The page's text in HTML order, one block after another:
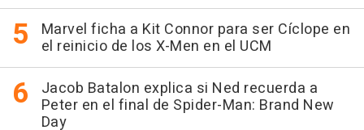
Marvel ficha a Kit Connor para ser Cíclope en
el reinicio de los X-Men en el UCM
Jacob Batalon explica si Ned recuerda a
Peter en el final de Spider-Man: Brand New
Day